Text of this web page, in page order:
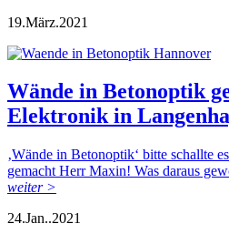
19.März.2021
Wände in Betonoptik
Elektronik in
‚Wände in Betonoptik‘ bitte schallte
gemacht Herr Maxin! Was daraus
weiter >
24.Jan..2021